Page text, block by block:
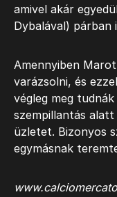
amivel akár
Dybalával) párban
Amennyiben
varázsolni, és
végleg meg
szempillantás
üzletet. Bizonyos
egymásnak